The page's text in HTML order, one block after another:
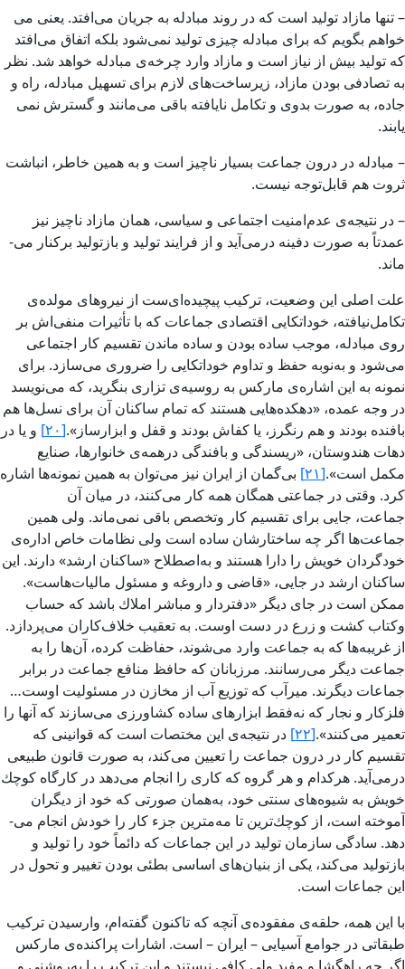
– تنها مازاد تولید است كه در روند مبادله به جریان می‌­افتد. یعنی می­‌
خواهم بگویم که برای مبادله چیزی تولید نمی‌­شود بلکه اتفاق می­‌افتد
که تولید بیش از نیاز است و مازاد وارد چرخه‌ی مبادله خواهد شد. نظر
به تصادفی بودن مازاد، زیرساخت‌­های لازم برای تسهیل مبادله، راه و
جاده، به صورت بدوی و تكامل نایافته باقی می‌­مانند و گسترش نمی­‌
یابند.
– مبادله در درون جماعت بسیار ناچیز است و به همین خاطر، انباشت
ثروت هم قابل‌توجه نیست.
– در نتیجه‌­ی عدم‌امنیت اجتماعی و سیاسی، همان مازاد ناچیز نیز
عمدتاً به صورت دفینه درمی‌­آید و از فرایند تولید و بازتولید بركنار می‌­
ماند.
علت اصلی این وضعیت، تركیب پیچید‌ه‌­ای‌ست از نیروهای مولده‌ی
تكامل‌­نیافته، خوداتكایی اقتصادی جماعات كه با تأثیرات منفی‌اش بر
روی مبادله، موجب ساده بودن و ساده ماندن تقسیم كار اجتماعی
می‌­شود و به‌نوبه حفظ و تداوم خوداتكایی را ضروری می­‌سازد. برای
نمونه به این اشاره‌ی مارکس به روسیه‌ی تزاری بنگرید، که می‌نویسد
در وجه عمده، «دهكده‌­هایی هستند كه تمام ساكنان آن برای نسل‌­ها هم
بافنده بودند و هم رنگرز، یا كفاش بودند و قفل و ابزارساز».[۲۰]
و یا در
دهات هندوستان، «ریسندگی و بافندگی درهمه­‌ی خانوارها، صنایع
مكمل است».[۲۱]
بی‌­گمان از ایران نیز می‌­توان به همین نمونه­‌ها اشاره
كرد. وقتی در جماعتی همگان همه كار می‌­كنند، در میان آن
جماعت، جایی برای تقسیم كار وتخصص باقی نمی‌­ماند. ولی همین
جماعت‌­ها اگر چه ساختارشان ساده است ولی نظامات خاص اداره­‌ی
خودگردان خویش را دارا هستند و به‌اصطلاح «ساكنان ارشد» دارند. این
ساكنان ارشد در جایی، «قاضی و داروغه و مسئول مالیات‌­هاست».
ممكن است در جای دیگر «دفتردار و مباشر املاك باشد كه حساب
وكتاب كشت و زرع در دست اوست. به تعقیب خلاف‌كاران می‌­پردازد.
از غریبه‌­ها كه به جماعت وارد می‌­شوند، حفاظت كرده، آن‌ها را به
جماعت دیگر می‌­رسانند. مرزبانان كه حافظ منافع جماعت در برابر
جماعات دیگرند. میرآب كه توزیع آب از مخازن در مسئولیت اوست…
فلزكار و نجار كه نه‌فقط ابزارهای ساده كشاورزی می‌­سازند كه آنها را
تعمیر می‌­كنند».[۲۲]
در نتیجه‌­ی این مختصات است كه قوانینی كه
تقسیم كار در درون جماعت را تعیین می‌­كند، به صورت قانون طبیعی
درمی‌­آید. هركدام و هر گروه كه كاری را انجام می‌­دهد در كارگاه كوچك
خویش به شیوه‌­های سنتی خود، به‌­همان صورتی كه خود از دیگران
است، از كوچك‌ترین تا مه‌م­ترین جزء كار را خودش انجام می‌­
دهد. سادگی سازمان تولید در این جماعات كه دائماً خود را تولید و
بازتولید می‌كند، یكی از بنیان‌­های اساسی بطئی بودن تغییر و تحول در
این جماعات است.
با این همه، حلقه­‌ی مفقوده­‌ی آنچه كه تاكنون گفته‌­ام، وارسیدن تركیب
طبقاتی در جوامع آسیایی – ایران – است. اشارات پراكنده‌­ی ماركس